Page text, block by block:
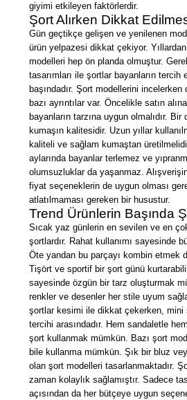
giyimi etkileyen faktörlerdir.
Şort Alırken Dikkat
Gün geçtikçe gelişen ve yenilenen
ürün yelpazesi dikkat çekiyor.
modelleri hep ön planda olmuştur.
tasarımları ile şortlar bayanların tercih
başındadır. Şort modellerini
bazı ayrıntılar var. Öncelikle satın
bayanların tarzına uygun olmalıdır. Bir
kumaşın kalitesidir. Uzun yıllar
kaliteli ve sağlam kumaştan
aylarında bayanlar terlemez ve
olumsuzluklar da yaşanmaz.
fiyat seçeneklerin de uygun olması
atlatılmaması gereken bir husustur.
Trend Ürünlerin Başında
Sıcak yaz günlerin en sevilen ve en
şortlardır. Rahat kullanımı sayesinde
Öte yandan bu parçayı kombin etmek
Tişört ve sportif bir şort günü
sayesinde özgün bir tarz oluşturmak
renkler ve desenler her stile uyum
şortlar kesimi ile dikkat çekerken, mini
tercihi arasındadır. Hem sandaletle
şort kullanmak mümkün. Bazı şort
bile kullanma mümkün. Şık bir bluz
olan şort modelleri tasarlanmaktadır.
zaman kolaylık sağlamıştır. Sadece
açısından da her bütçeye uygun